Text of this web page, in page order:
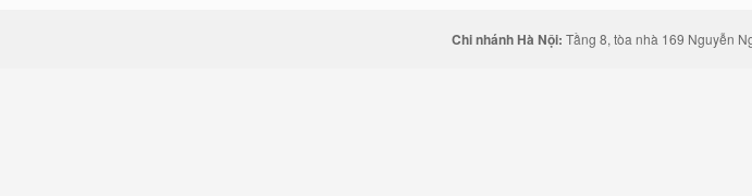
Chi nhánh Hà Nội: Tầng 8, tòa nhà 169 Nguyễn